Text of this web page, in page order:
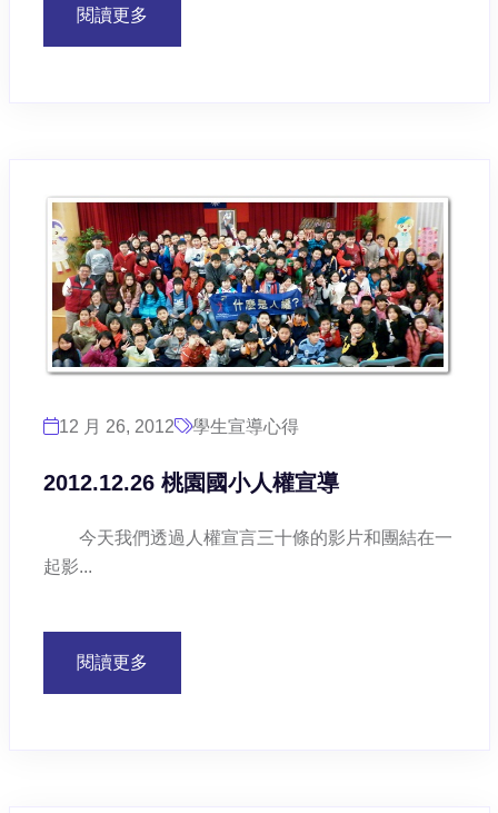
閱讀更多
12 月 26, 2012 學生宣導心得
2012.12.26 桃園國小人權宣導
今天我們透過人權宣言三十條的影片和團結在一
起影...
閱讀更多